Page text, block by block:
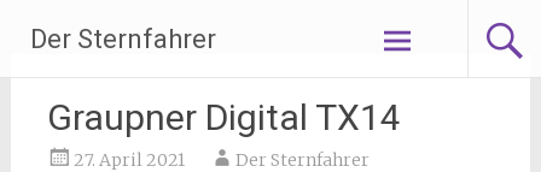
Inhalt
springen
Der Sternfahrer
Graupner Digital TX14
27. April 2021 Der Sternfahrer